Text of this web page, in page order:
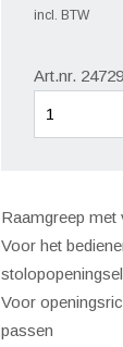
incl. BTW
Art.nr.
9016
aantal
Raamgreep met
Voor het
Voor
passen